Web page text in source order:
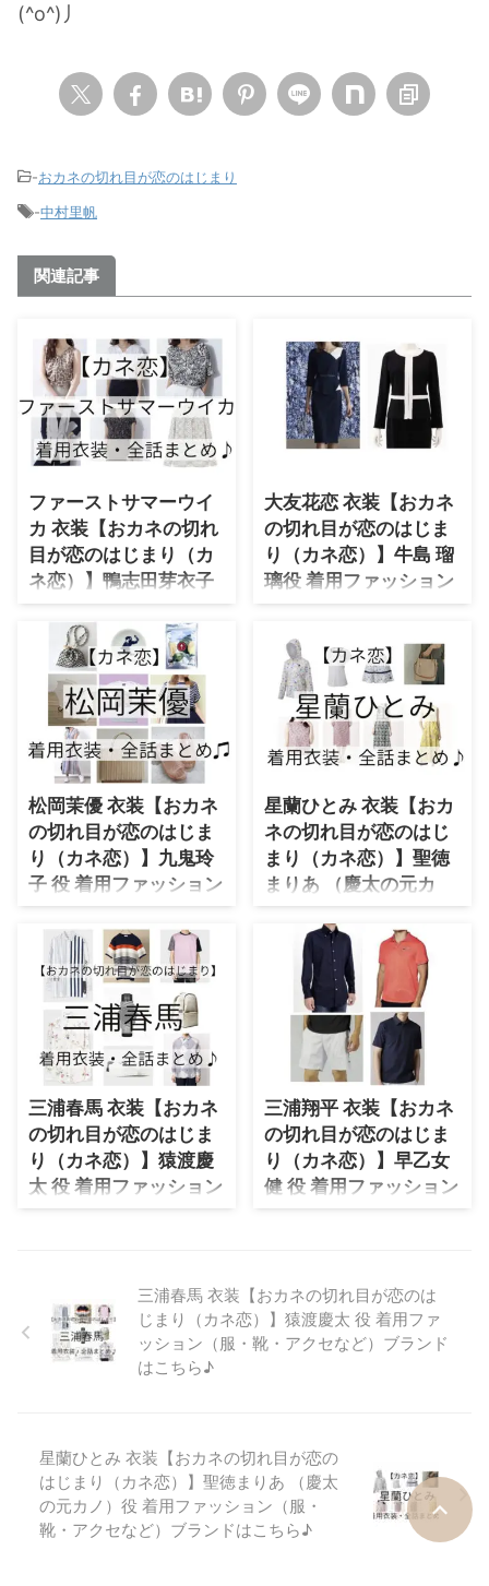
(^o^)丿
-おカネの切れ目が恋のはじまり
-中村里帆
関連記事
ファーストサマーウイ
カ 衣装【おカネの切れ
目が恋のはじまり（カ
ネ恋）】鴨志田芽衣子
役 着用ファッション
（服・靴・アクセな
ど）ブランドはこちら
【おカネの切れ目が恋のはじまり
（カネ恋）】ファーストサマーウ
イカさんが鴨志田芽衣子で着用し
ているファッションを最終話まで
全話まとめていきます♪（随時更
新） こんにちは🌞#カネ恋 のゲ
スト出演者が発表されました✨詳
しくはホームページでご確認くだ
さい❗️https://t.co/NZ8bzoeOs9
そして、本日15時から16時半で
放送のキワドい2人の最後の方で
5分バージョンのナビが流れま
す！お楽しみください❗️#梶裕貴
大友花恋 衣装【おカネ
の切れ目が恋のはじま
り（カネ恋）】牛島 瑠
璃役 着用ファッション
（服・靴・アクセな
ど）ブランドはこちら
【おカネの切れ目が恋のはじまり
（カネ恋）】大友花恋さんが牛島
瑠璃で着用しているファッション
を最終話まで全話まとめていきま
カネ恋 のゲスト出演者が発表さ
れました✨詳しくはホームページ
でご確認ください
❗️https://t.co/NZ8bzoeOs9 そし
て、本日15時から16時半で放送
のキワドい2人の最後の方で5分
バージョンのナビが流れます！お
楽しみください❗️#梶裕貴 #トミ
ー #登坂淳 ...
松岡茉優 衣装【おカネ
の切れ目が恋のはじま
り（カネ恋）】九鬼玲
子 役 着用ファッション
（服・靴・アクセな
ど）ブランドはこちら
【おカネの切れ目が恋のはじまり
（カネ恋）】松岡茉優さんが九鬼
玲子役で着用しているファッショ
ンを最終話まで全話まとめていき
ます♪ こんにちは🌞#カネ恋 のゲ
スト出演者が発表されました✨詳
しくはホームページでご確認くだ
さい❗️https://t.co/NZ8bzoeOs9
そして、本日15時から16時半で
放送のキワドい2人の最後の方で
5分バージョンのナビが流れま
星蘭ひとみ 衣装【おカ
ネの切れ目が恋のはじ
まり（カネ恋）】聖徳
まりあ （慶太の元カ
ノ）役 着用ファッショ
ン（服・靴・アクセな
ど）ブランドはこちら
【おカネの切れ目が恋のはじまり
（カネ恋）】星蘭ひとみさんが聖
徳まりあ役（慶太の元カノ役）で
着用しているファッションを最終
話まで全話まとめていきます
♪（随時更新） こんにちは🌞#カ
ネ恋 のゲスト出演者が発表され
ました✨詳しくはホームページで
ご確認ください
❗️https://t.co/NZ8bzoeOs9 そし
楽しみください❗️#梶裕 ...
三浦春馬 衣装【おカネ
の切れ目が恋のはじま
り（カネ恋）】猿渡慶
太 役 着用ファッション
（服・靴・アクセな
【おカネの切れ目が恋のはじまり
（カネ恋）】三浦春馬さんが猿渡
慶太役で着用しているファッショ
ンを最終話まで全話まとめていき
ます♪（随時更新） こんにちは🌞
でご確認ください
❗️https://t.co/NZ8bzoeOs9 そし
て、本日15時から16時半で放送
のキワドい2人の最後の方で5分
バージョンのナビが流れます！お
三浦翔平 衣装【おカネ
の切れ目が恋のはじま
り（カネ恋）】早乙女
健 役 着用ファッション
（服・靴・アクセな
【おカネの切れ目が恋のはじまり
（カネ恋）】三浦翔平さんが早乙
女 健役で着用しているファッシ
ジでご確認ください
❗️https://t.co/NZ8bzoeOs9 そし
て、本日15時から16時半で放送
のキワドい2人の最後の方で5分
バージョンのナビが流れます！お
三浦春馬 衣装【おカネの切れ目が恋のは
じまり（カネ恋）】猿渡慶太 役 着用ファ
ッション（服・靴・アクセなど）ブランド
はこちら♪
星蘭ひとみ 衣装【おカネの切れ目が恋の
はじまり（カネ恋）】聖徳まりあ （慶太
の元カノ）役 着用ファッション（服・
靴・アクセなど）ブランドはこちら♪